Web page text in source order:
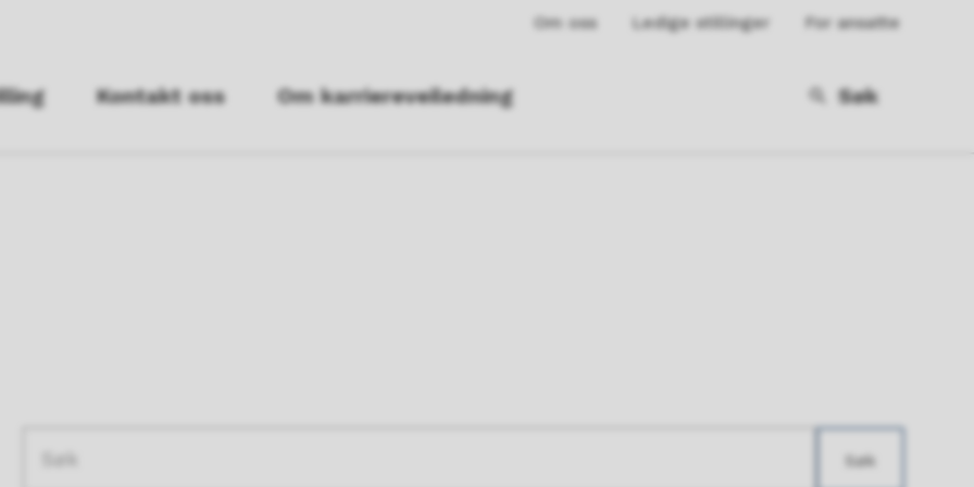
Om oss Ledige stillinger For ansatte
Kontakt oss Om karriereveiledning Søk
Søketekst Søk